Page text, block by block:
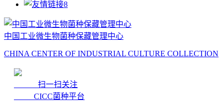
中国工业微生物菌种保藏管理中心
CHINA CENTER OF INDUSTRIAL CULTURE COLLECTION
扫一扫关注
CICC菌种平台